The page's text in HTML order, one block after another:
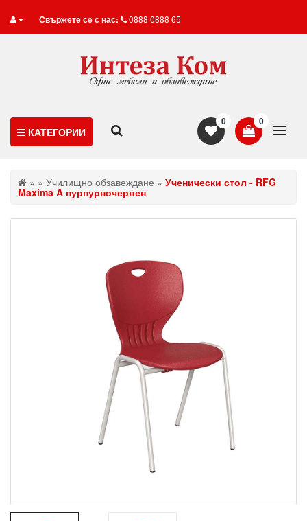
Свържете се с нас: 0888 0888 65
КАТЕГОРИИ
0
0
» » Училищно обзавеждане » Ученически стол - RFG
Maxima A пурпурночервен